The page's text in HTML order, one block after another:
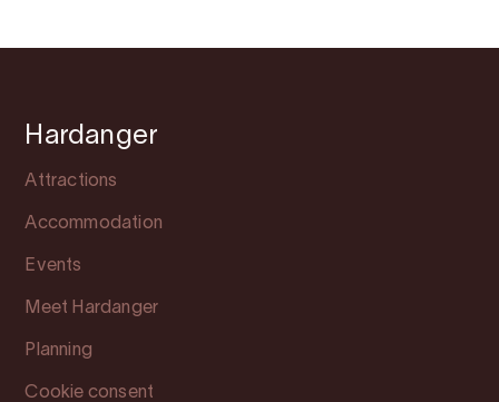
Hardanger
Attractions
Accommodation
Events
Meet Hardanger
Planning
Cookie consent